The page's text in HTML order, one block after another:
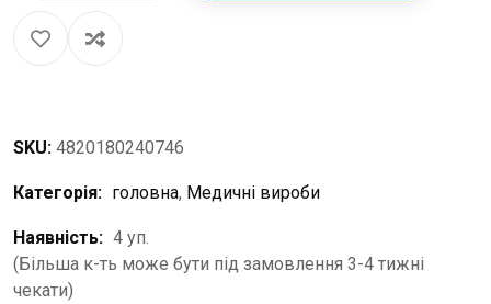
SKU: 4820180240746
Категорія: головна, Медичні вироби
Наявність: 4 уп.
(Більша к-ть може бути під замовлення 3-4 тижні
чекати)